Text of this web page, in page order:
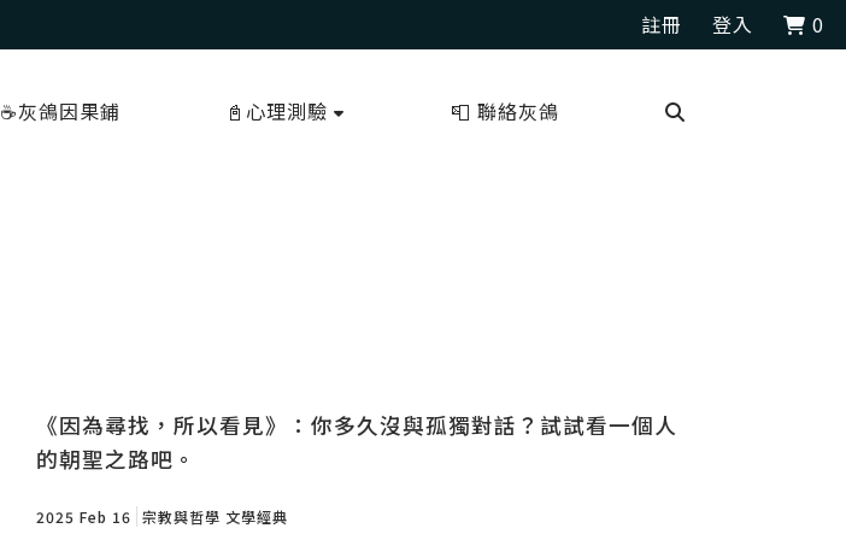
註冊 登入 0
☕️灰鴿因果鋪 📓心理測驗 📮 聯絡灰鴿
《因為尋找，所以看見》：你多久沒與孤獨對話？試試看一個人
的朝聖之路吧。
2025 Feb 16 宗教與哲學 文學經典